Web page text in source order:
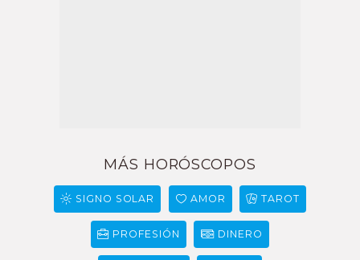
MÁS HORÓSCOPOS
SIGNO SOLAR AMOR TAROT
PROFESIÓN DINERO